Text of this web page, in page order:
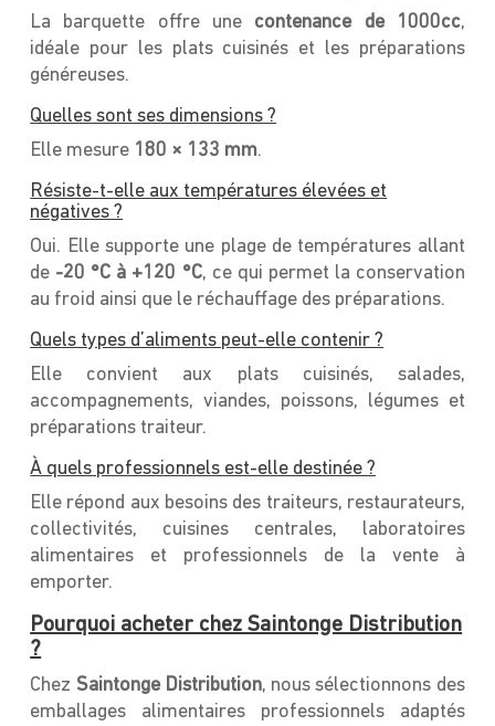
La barquette offre une contenance de 1000cc,
idéale pour les plats cuisinés et les préparations
généreuses.
Quelles sont ses dimensions ?
Elle mesure 180 × 133 mm.
Résiste-t-elle aux températures élevées et
négatives ?
Oui. Elle supporte une plage de températures allant
de -20 °C à +120 °C, ce qui permet la conservation
au froid ainsi que le réchauffage des préparations.
Quels types d’aliments peut-elle contenir ?
Elle convient aux plats cuisinés, salades,
accompagnements, viandes, poissons, légumes et
préparations traiteur.
À quels professionnels est-elle destinée ?
Elle répond aux besoins des traiteurs, restaurateurs,
collectivités, cuisines centrales, laboratoires
alimentaires et professionnels de la vente à
emporter.
Pourquoi acheter chez Saintonge Distribution
?
Chez Saintonge Distribution, nous sélectionnons des
emballages alimentaires professionnels adaptés